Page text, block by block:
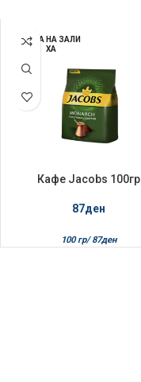
НЕМА НА ЗАЛИ
ХА
Кафе Jacobs 100гр
87ден
100 гр/ 87ден